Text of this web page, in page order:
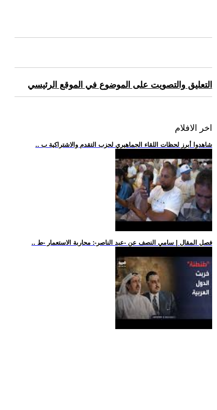
التعليق والتصويت على الموضوع في الموقع الرئيسي
اخر الافلام
.. شاهدوا أبرز لحظات اللقاء الجماهيري لحزب التقدم والاشتراكية ب
.. فصل المقال | سامي النصف عن -عبد الناصر-: محاربة الاستعمار -ط